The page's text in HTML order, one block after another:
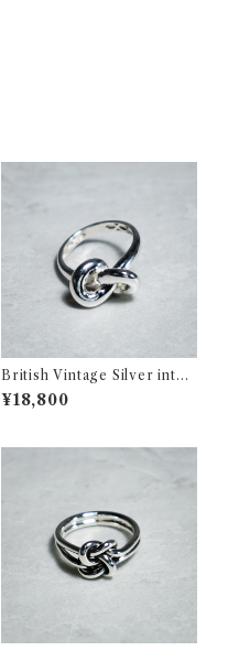
British Vintage Silver interl
ock Ring イギリス ヴィンテ
ージ シルバー インターロック
¥18,800